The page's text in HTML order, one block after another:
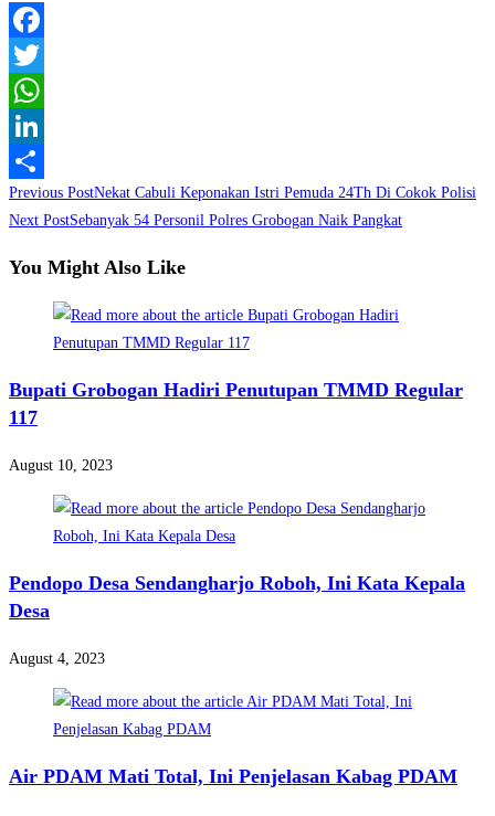
Facebook
Twitter
WhatsApp
LinkedIn
Share
Read
more
articles
Previous PostNekat Cabuli Keponakan Istri Pemuda 24Th Di Cokok Polisi
Next PostSebanyak 54 Personil Polres Grobogan Naik Pangkat
You Might Also Like
Bupati Grobogan Hadiri Penutupan TMMD Regular
117
August 10, 2023
Pendopo Desa Sendangharjo Roboh, Ini Kata Kepala
Desa
August 4, 2023
Air PDAM Mati Total, Ini Penjelasan Kabag PDAM